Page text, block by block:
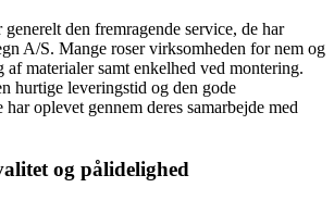
den fremragende service, de har
A/S. Mange roser virksomheden for nem og
materialer samt enkelhed ved montering.
hurtige leveringstid og den gode
oplevet gennem deres samarbejde med
og pålidelighed